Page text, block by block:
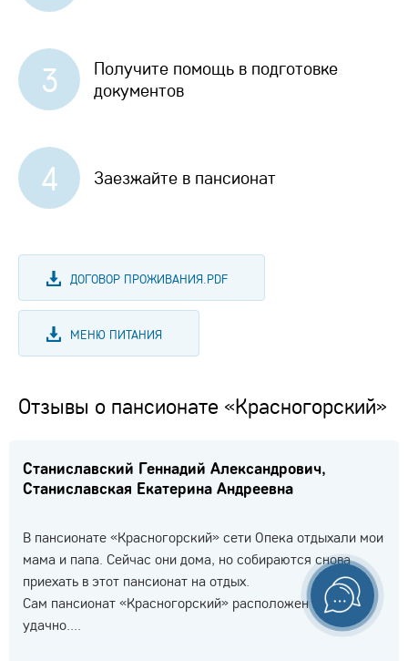
3
Получите помощь в подготовке
документов
4 Заезжайте в пансионат
ДОГОВОР ПРОЖИВАНИЯ.PDF
МЕНЮ ПИТАНИЯ
Отзывы о пансионате «Красногорский»
Станиславский Геннадий Александрович,
Станиславская Екатерина Андреевна
В пансионате «Красногорский» сети Опека отдыхали мои
мама и папа. Сейчас они дома, но собираются снова
приехать в этот пансионат на отдых.
Сам пансионат «Красногорский» расположен очень
удачно....